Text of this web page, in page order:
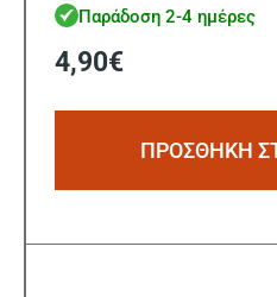
Παράδοση 2-4 ημέρες
4,90€
ΠΡΟΣΘΗΚΗ